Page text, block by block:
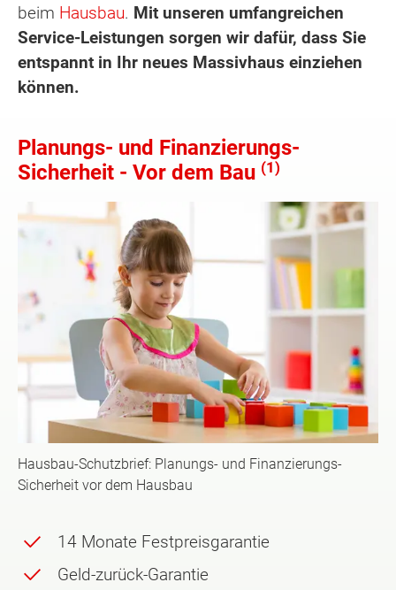
beim Hausbau. Mit unseren umfangreichen
Service-Leistungen sorgen wir dafür, dass Sie
entspannt in Ihr neues Massivhaus einziehen
können.
Planungs- und Finanzierungs-
Sicherheit - Vor dem Bau (1)
Hausbau-Schutzbrief: Planungs- und Finanzierungs-
Sicherheit vor dem Hausbau
14 Monate Festpreisgarantie
Geld-zurück-Garantie